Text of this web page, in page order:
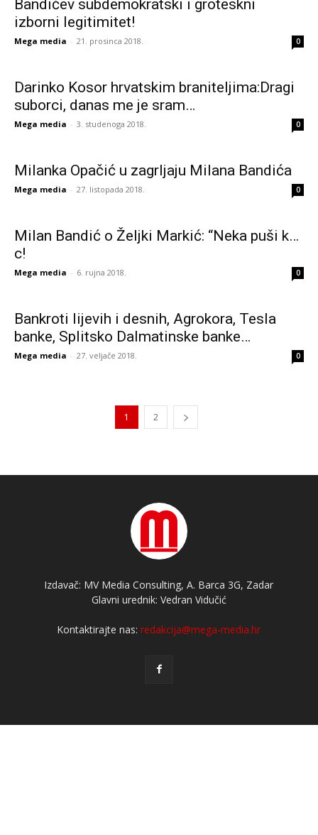
Bandićev subdemokratski i groteskni
izborni legitimitet!
Mega media - 21. prosinca 2018. 0
Darinko Kosor hrvatskim braniteljima:Dragi
suborci, danas me je sram…
Mega media - 3. studenoga 2018. 0
Milanka Opačić u zagrljaju Milana Bandića
Mega media - 27. listopada 2018. 0
Milan Bandić o Željki Markić: “Neka puši k…
c!
Mega media - 6. rujna 2018. 0
Bankroti lijevih i desnih, Agrokora, Tesla
banke, Splitsko Dalmatinske banke…
Mega media - 27. veljače 2018. 0
1 2
Izdavač: MV Media Consulting, A. Barca 3G, Zadar
Glavni urednik: Vedran Vidučić
Kontaktirajte nas:redakcija@mega-media.hr